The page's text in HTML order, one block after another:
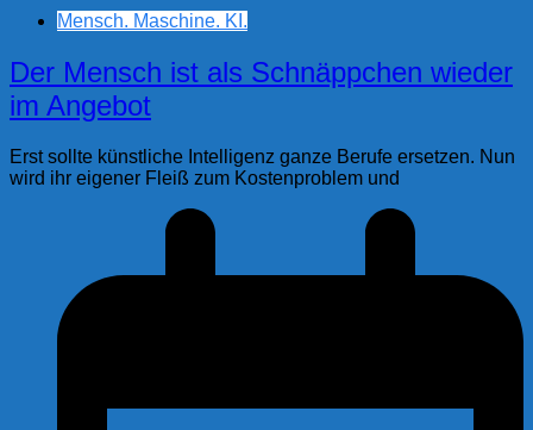
Mensch. Maschine. KI.
Der Mensch ist als Schnäppchen wieder
im Angebot
Erst sollte künstliche Intelligenz ganze Berufe ersetzen. Nun
wird ihr eigener Fleiß zum Kostenproblem und